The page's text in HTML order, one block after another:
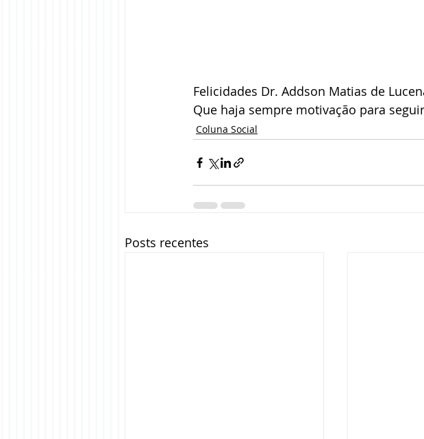
Felicidades Dr. Addson Matias de
Que haja sempre motivação para
Coluna Social
Posts recentes